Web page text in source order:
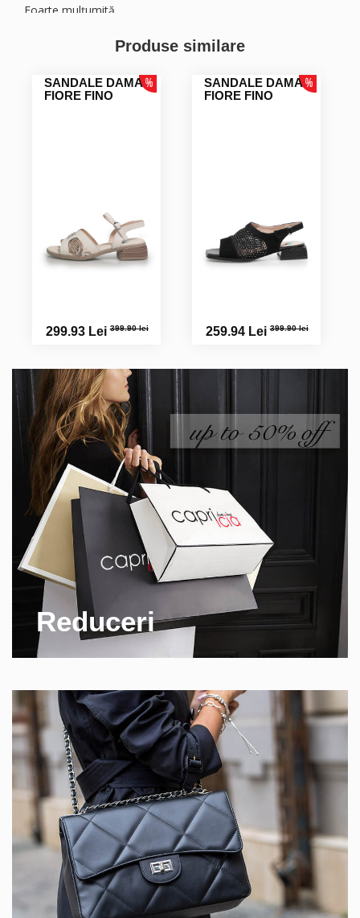
Foarte mulțumită
Produse similare
SANDALE DAMA
FIORE FINO
299.93 Lei399.90 lei
SANDALE DAMA
FIORE FINO
259.94 Lei399.90 lei
Reduceri